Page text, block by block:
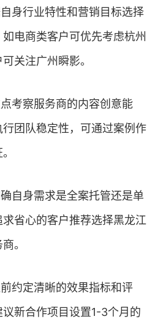
身行业特性和营销目标选择
电商类客户可优先考虑杭州
关注广州瞬影。
考察服务商的内容创意能
团队稳定性，可通过案例作
自身需求是全案托管还是单
省心的客户推荐选择黑龙江
。
约定清晰的效果指标和评
新合作项目设置1-3个月的